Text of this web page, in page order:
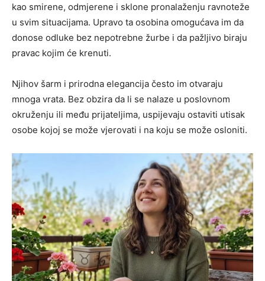
kao smirene, odmjerene i sklone pronalaženju ravnoteže
u svim situacijama. Upravo ta osobina omogućava im da
donose odluke bez nepotrebne žurbe i da pažljivo biraju
pravac kojim će krenuti.
Njihov šarm i prirodna elegancija često im otvaraju
mnoga vrata. Bez obzira da li se nalaze u poslovnom
okruženju ili među prijateljima, uspijevaju ostaviti utisak
osobe kojoj se može vjerovati i na koju se može osloniti.